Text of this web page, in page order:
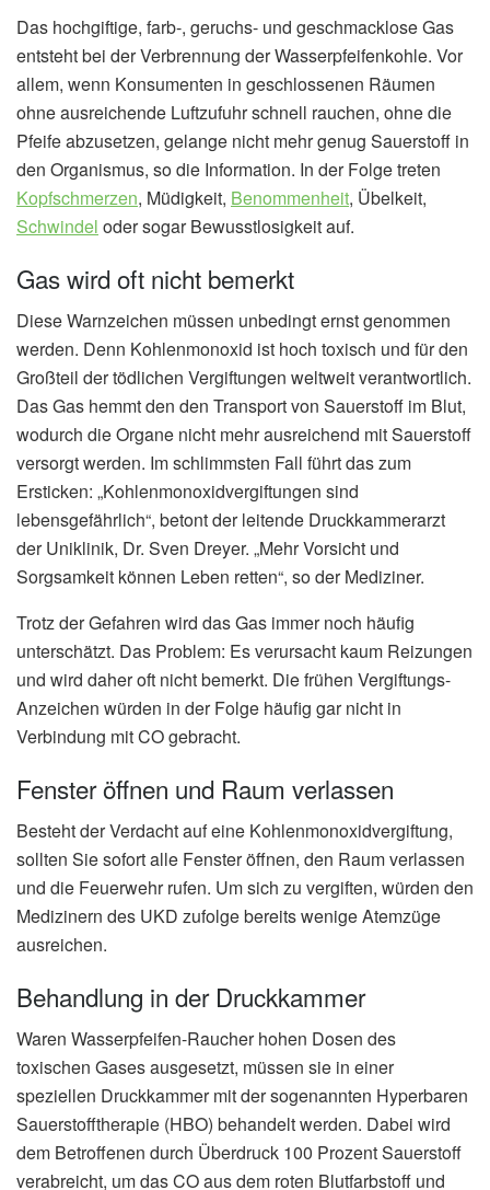
Das hochgiftige, farb-, geruchs- und geschmacklose Gas
entsteht bei der Verbrennung der Wasserpfeifenkohle. Vor
allem, wenn Konsumenten in geschlossenen Räumen
ohne ausreichende Luftzufuhr schnell rauchen, ohne die
Pfeife abzusetzen, gelange nicht mehr genug Sauerstoff in
den Organismus, so die Information. In der Folge treten
Kopfschmerzen, Müdigkeit, Benommenheit, Übelkeit,
Schwindel oder sogar Bewusstlosigkeit auf.
Gas wird oft nicht bemerkt
Diese Warnzeichen müssen unbedingt ernst genommen
werden. Denn Kohlenmonoxid ist hoch toxisch und für den
Großteil der tödlichen Vergiftungen weltweit verantwortlich.
Das Gas hemmt den den Transport von Sauerstoff im Blut,
wodurch die Organe nicht mehr ausreichend mit Sauerstoff
versorgt werden. Im schlimmsten Fall führt das zum
Ersticken: „Kohlenmonoxidvergiftungen sind
lebensgefährlich“, betont der leitende Druckkammerarzt
der Uniklinik, Dr. Sven Dreyer. „Mehr Vorsicht und
Sorgsamkeit können Leben retten“, so der Mediziner.
Trotz der Gefahren wird das Gas immer noch häufig
unterschätzt. Das Problem: Es verursacht kaum Reizungen
und wird daher oft nicht bemerkt. Die frühen Vergiftungs-
Anzeichen würden in der Folge häufig gar nicht in
Verbindung mit CO gebracht.
Fenster öffnen und Raum verlassen
Besteht der Verdacht auf eine Kohlenmonoxidvergiftung,
sollten Sie sofort alle Fenster öffnen, den Raum verlassen
und die Feuerwehr rufen. Um sich zu vergiften, würden den
Medizinern des UKD zufolge bereits wenige Atemzüge
ausreichen.
Behandlung in der Druckkammer
Waren Wasserpfeifen-Raucher hohen Dosen des
toxischen Gases ausgesetzt, müssen sie in einer
speziellen Druckkammer mit der sogenannten Hyperbaren
Sauerstofftherapie (HBO) behandelt werden. Dabei wird
dem Betroffenen durch Überdruck 100 Prozent Sauerstoff
verabreicht, um das CO aus dem roten Blutfarbstoff und